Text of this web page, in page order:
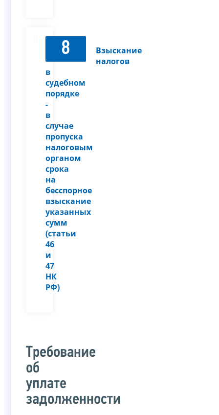
8
Взыскание
налогов
в
судебном
порядке
-
в
случае
пропуска
налоговым
органом
срока
на
бесспорное
взыскание
указанных
сумм
(статьи
46
и
47
НК
РФ)
Требование
об
уплате
задолженности